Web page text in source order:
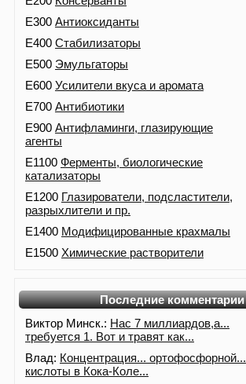
E300 Антиоксиданты
E400 Стабилизаторы
E500 Эмульгаторы
E600 Усилители вкуса и аромата
E700 Антибиотики
E900 Антифламинги, глазирующие
агенты
E1100 Ферменты, биологические
катализаторы
E1200 Глазирователи, подсластители,
разрыхлители и пр.
E1400 Модифицированные крахмалы
E1500 Химические растворители
Последние комментарии
Виктор Минск.: Нас 7 миллиардов,а...
требуется 1. Вот и травят как...
Влад: Концентрация... ортофосфорной...
кислоты в Кока-Коле...